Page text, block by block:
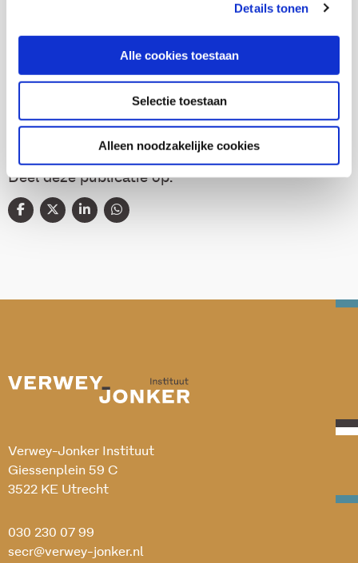
Details tonen
Alle cookies toestaan
Selectie toestaan
Alleen noodzakelijke cookies
Gezondheid en zorg
Deel deze publicatie op:
Verwey-Jonker Instituut
Giessenplein 59 C
3522 KE Utrecht
030 230 07 99
secr@verwey-jonker.nl